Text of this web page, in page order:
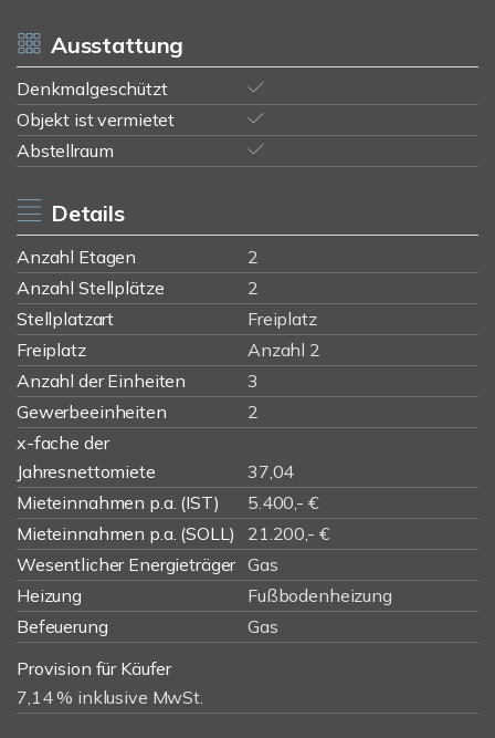
Ausstattung
Denkmalgeschützt
Objekt ist vermietet
Abstellraum
Details
Anzahl Etagen
2
Anzahl Stellplätze
2
Stellplatzart
Freiplatz
Freiplatz
Anzahl 2
Anzahl der Einheiten
3
Gewerbeeinheiten
2
x-fache der
Jahresnettomiete
37,04
Mieteinnahmen p.a. (IST)
5.400,- €
Mieteinnahmen p.a. (SOLL)
21.200,- €
Wesentlicher Energieträger Gas
Heizung
Fußbodenheizung
Befeuerung
Gas
Provision für Käufer
7,14 % inklusive MwSt.